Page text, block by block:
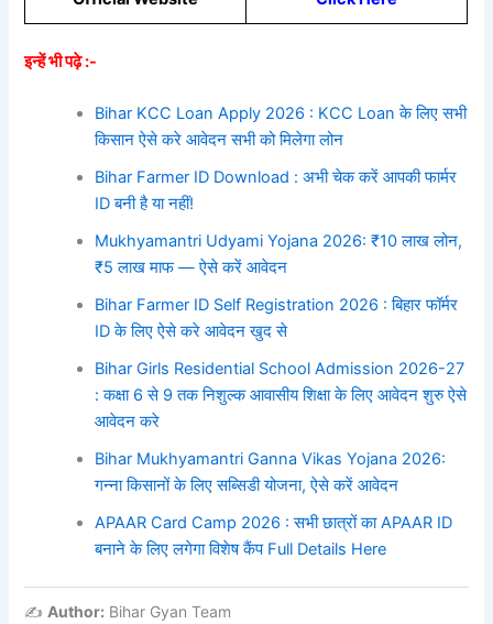
इन्हें भी पढ़े :-
Bihar KCC Loan Apply 2026 : KCC Loan के लिए सभी
किसान ऐसे करे आवेदन सभी को मिलेगा लोन
Bihar Farmer ID Download : अभी चेक करें आपकी फार्मर
ID बनी है या नहीं!
Mukhyamantri Udyami Yojana 2026: ₹10 लाख लोन,
₹5 लाख माफ — ऐसे करें आवेदन
Bihar Farmer ID Self Registration 2026 : बिहार फॉर्मर
ID के लिए ऐसे करे आवेदन खुद से
Bihar Girls Residential School Admission 2026-27
: कक्षा 6 से 9 तक निशुल्क आवासीय शिक्षा के लिए आवेदन शुरु ऐसे
आवेदन करे
Bihar Mukhyamantri Ganna Vikas Yojana 2026:
गन्ना किसानों के लिए सब्सिडी योजना, ऐसे करें आवेदन
APAAR Card Camp 2026 : सभी छात्रों का APAAR ID
बनाने के लिए लगेगा विशेष कैंप Full Details Here
✍️ Author: Bihar Gyan Team